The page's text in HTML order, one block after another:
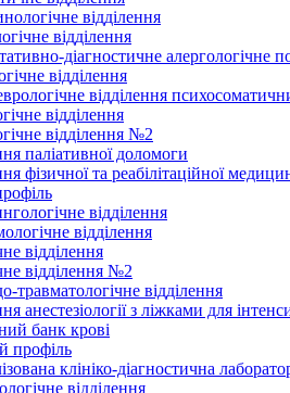
відділення
відділення
діагностичне алергологічне
відділення
відділення
відділення
відділення №2
паліативної доломоги
фізичної та реабілітаційної
відділення
відділення
відділення
відділення №2
травматологічне відділення
анестезіології з ліжками для
банк крові
профіль
клініко-діагностична
відділення